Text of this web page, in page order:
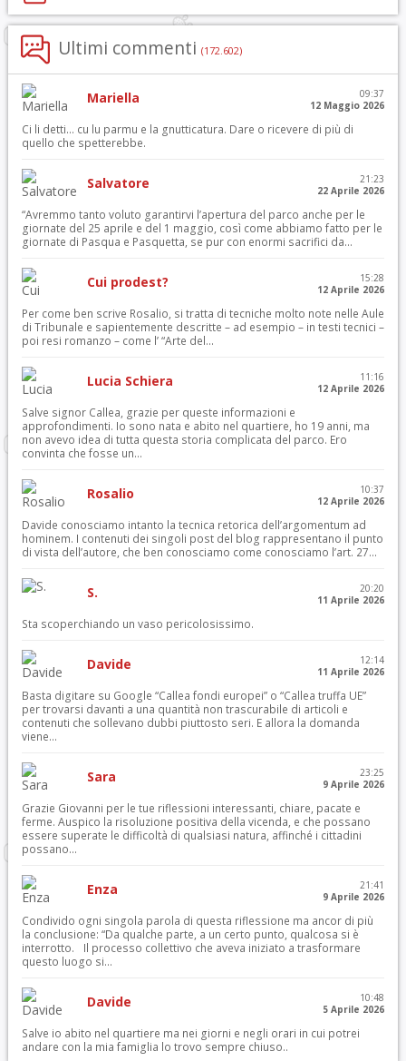
Ultimi commenti (172.602)
Mariella
09:37
12 Maggio 2026
Ci li detti… cu lu parmu e la gnutticatura. Dare o ricevere di più di
quello che spetterebbe.
Salvatore
21:23
22 Aprile 2026
“Avremmo tanto voluto garantirvi l’apertura del parco anche per le
giornate del 25 aprile e del 1 maggio, così come abbiamo fatto per le
giornate di Pasqua e Pasquetta, se pur con enormi sacrifici da...
Cui prodest?
15:28
12 Aprile 2026
Per come ben scrive Rosalio, si tratta di tecniche molto note nelle Aule
di Tribunale e sapientemente descritte – ad esempio – in testi tecnici –
poi resi romanzo – come l’ “Arte del...
Lucia Schiera
11:16
12 Aprile 2026
Salve signor Callea, grazie per queste informazioni e
approfondimenti. Io sono nata e abito nel quartiere, ho 19 anni, ma
non avevo idea di tutta questa storia complicata del parco. Ero
convinta che fosse un...
Rosalio
10:37
12 Aprile 2026
Davide conosciamo intanto la tecnica retorica dell’argomentum ad
hominem. I contenuti dei singoli post del blog rappresentano il punto
di vista dell’autore, che ben conosciamo come conosciamo l’art. 27...
S.
20:20
11 Aprile 2026
Sta scoperchiando un vaso pericolosissimo.
Davide
12:14
11 Aprile 2026
Basta digitare su Google “Callea fondi europei” o “Callea truffa UE”
per trovarsi davanti a una quantità non trascurabile di articoli e
contenuti che sollevano dubbi piuttosto seri. E allora la domanda
viene...
Sara
23:25
9 Aprile 2026
Grazie Giovanni per le tue riflessioni interessanti, chiare, pacate e
ferme. Auspico la risoluzione positiva della vicenda, e che possano
essere superate le difficoltà di qualsiasi natura, affinché i cittadini
possano...
Enza
21:41
9 Aprile 2026
Condivido ogni singola parola di questa riflessione ma ancor di più
la conclusione: “Da qualche parte, a un certo punto, qualcosa si è
interrotto. Il processo collettivo che aveva iniziato a trasformare
questo luogo si...
Davide
10:48
5 Aprile 2026
Salve io abito nel quartiere ma nei giorni e negli orari in cui potrei
andare con la mia famiglia lo trovo sempre chiuso..